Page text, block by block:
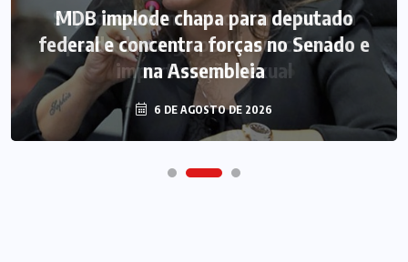
MDB implode chapa para deputado
federal e concentra forças no Senado e
na Assembleia
6 DE AGOSTO DE 2026